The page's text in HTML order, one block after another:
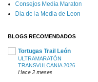
Consejos Media Maraton
Dia de la Media de Leon
BLOGS RECOMENDADOS
Tortugas Trail León
ULTRAMARATÓN
TRANSVULCANIA 2026
Hace 2 meses